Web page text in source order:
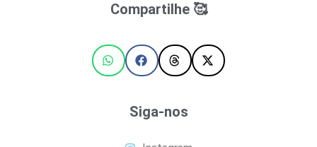
Compartilhe 🥰
Siga-nos